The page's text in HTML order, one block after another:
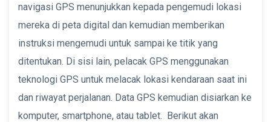
navigasi GPS menunjukkan kepada pengemudi lokasi
mereka di peta digital dan kemudian memberikan
instruksi mengemudi untuk sampai ke titik yang
ditentukan. Di sisi lain, pelacak GPS menggunakan
teknologi GPS untuk melacak lokasi kendaraan saat ini
dan riwayat perjalanan. Data GPS kemudian disiarkan ke
komputer, smartphone, atau tablet. Berikut akan